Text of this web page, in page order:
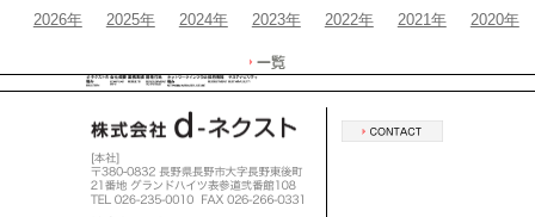
2026年
2025年 2024年 2023年 2022年 2021年 2020年